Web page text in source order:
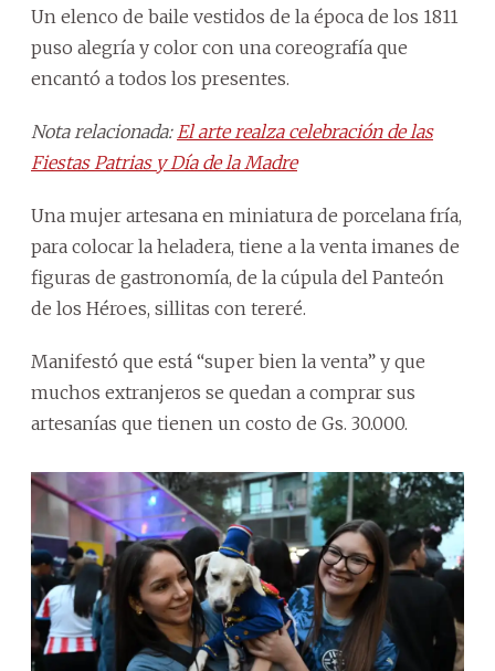
Un elenco de baile vestidos de la época de los 1811
puso alegría y color con una coreografía que
encantó a todos los presentes.
Nota relacionada:El arte realza celebración de las
Fiestas Patrias y Día de la Madre
Una mujer artesana en miniatura de porcelana fría,
para colocar la heladera, tiene a la venta imanes de
figuras de gastronomía, de la cúpula del Panteón
de los Héroes, sillitas con tereré.
Manifestó que está “super bien la venta” y que
muchos extranjeros se quedan a comprar sus
artesanías que tienen un costo de Gs. 30.000.